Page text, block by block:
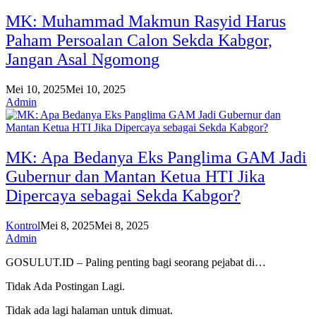
MK: Muhammad Makmun Rasyid Harus
Paham Persoalan Calon Sekda Kabgor,
Jangan Asal Ngomong
Mei 10, 2025Mei 10, 2025
Admin
MK: Apa Bedanya Eks Panglima GAM Jadi
Gubernur dan Mantan Ketua HTI Jika
Dipercaya sebagai Sekda Kabgor?
KontrolMei 8, 2025Mei 8, 2025
Admin
GOSULUT.ID – Paling penting bagi seorang pejabat di…
Tidak Ada Postingan Lagi.
Tidak ada lagi halaman untuk dimuat.